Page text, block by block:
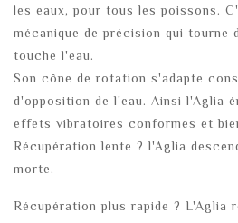
les eaux, pour tous les poissons.
mécanique de précision qui tourne
touche l'eau.
Son cône de rotation s'adapte
d'opposition de l'eau. Ainsi l'Aglia
effets vibratoires conformes et
Récupération lente ? l'Aglia
morte.
Récupération plus rapide ? L'Aglia